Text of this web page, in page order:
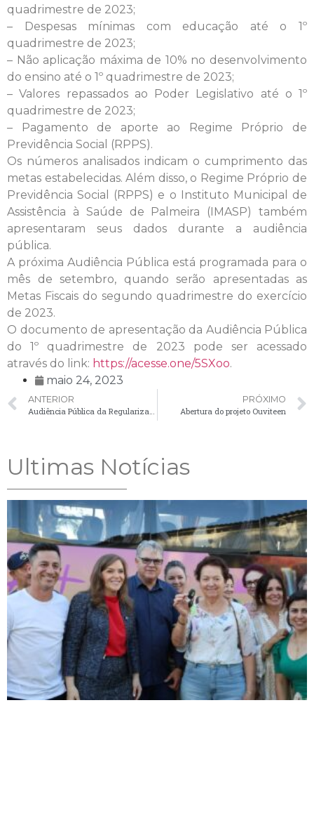
quadrimestre de 2023;
– Despesas mínimas com educação até o 1º
quadrimestre de 2023;
– Não aplicação máxima de 10% no desenvolvimento
do ensino até o 1º quadrimestre de 2023;
– Valores repassados ao Poder Legislativo até o 1º
quadrimestre de 2023;
– Pagamento de aporte ao Regime Próprio de
Previdência Social (RPPS).
Os números analisados indicam o cumprimento das
metas estabelecidas. Além disso, o Regime Próprio de
Previdência Social (RPPS) e o Instituto Municipal de
Assistência à Saúde de Palmeira (IMASP) também
apresentaram seus dados durante a audiência
pública.
A próxima Audiência Pública está programada para o
mês de setembro, quando serão apresentadas as
Metas Fiscais do segundo quadrimestre do exercício
de 2023.
O documento de apresentação da Audiência Pública
do 1º quadrimestre de 2023 pode ser acessado
através do link: https://acesse.one/5SXoo.
maio 24, 2023
ANTERIOR
PRÓXIMO
Abertura do projeto Ouviteen
Ultimas Notícias